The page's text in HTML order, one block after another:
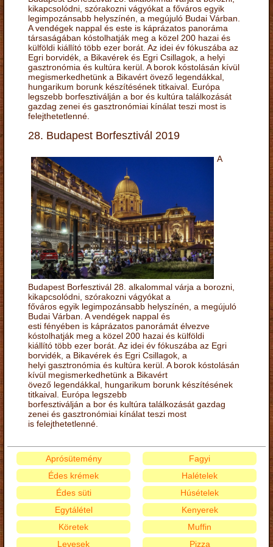
kikapcsolódni, szórakozni vágyókat a főváros egyik
legimpozánsabb helyszínén, a megújuló Budai Várban.
A vendégek nappal és este is káprázatos panoráma
társaságában kóstolhatják meg a közel 200 hazai és
külföldi kiállító több ezer borát. Az idei év fókuszába az
Egri borvidék, a Bikavérek és Egri Csillagok, a helyi
gasztronómia és kultúra kerül. A borok kóstolásán kívül
megismerkedhetünk a Bikavért övező legendákkal,
hungarikum borunk készítésének titkaival. Európa
legszebb borfesztiválján a bor és kultúra találkozását
gazdag zenei és gasztronómiai kínálat teszi most is
felejthetetlenné.
28. Budapest Borfesztivál 2019
A
Budapest Borfesztivál 28. alkalommal várja a borozni,
kikapcsolódni, szórakozni vágyókat a
főváros egyik legimpozánsabb helyszínén, a megújuló
Budai Várban. A vendégek nappal és
esti fényében is káprázatos panorámát élvezve
kóstolhatják meg a közel 200 hazai és külföldi
kiállító több ezer borát. Az idei év fókuszába az Egri
borvidék, a Bikavérek és Egri Csillagok, a
helyi gasztronómia és kultúra kerül. A borok kóstolásán
kívül megismerkedhetünk a Bikavért
övező legendákkal, hungarikum borunk készítésének
titkaival. Európa legszebb
borfesztiválján a bor és kultúra találkozását gazdag
zenei és gasztronómiai kínálat teszi most
is felejthetetlenné.
Aprósütemény
Édes krémek
Édes süti
Egytálétel
Fagyi
Halételek
Húsételek
Kenyerek
Köretek
Levesek
Muffin
Pizza